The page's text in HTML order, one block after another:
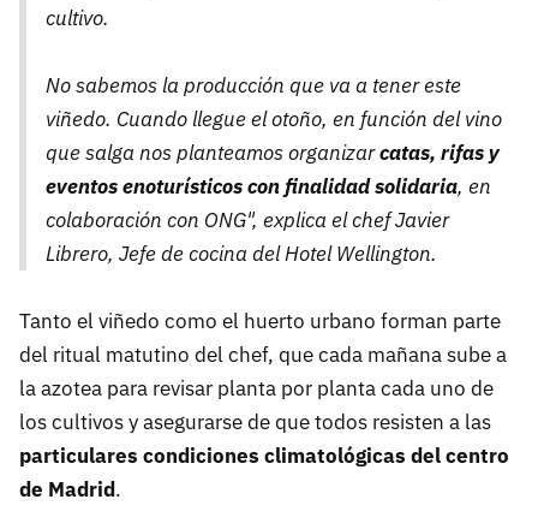
cultivo.
No sabemos la producción que va a tener este
viñedo. Cuando llegue el otoño, en función del vino
que salga nos planteamos organizarcatas, rifas y
eventos enoturísticos con finalidad solidaria, en
colaboración con ONG", explica el chef Javier
Librero, Jefe de cocina del Hotel Wellington.
Tanto el viñedo como el huerto urbano forman parte
del ritual matutino del chef, que cada mañana sube a
la azotea para revisar planta por planta cada uno de
los cultivos y asegurarse de que todos resisten a las
particulares condiciones climatológicas del centro
de Madrid.